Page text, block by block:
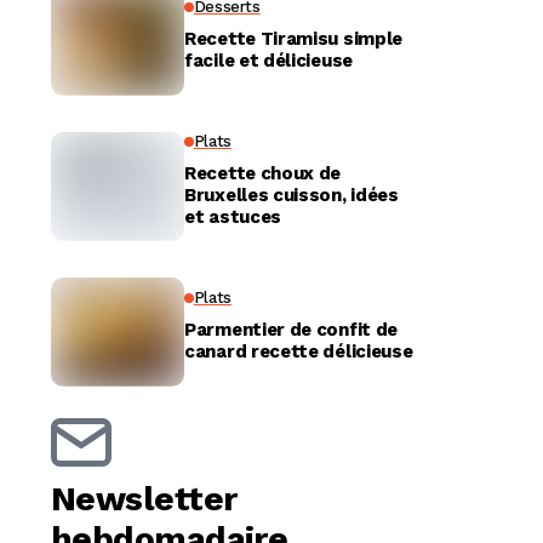
Desserts
Recette Tiramisu simple
facile et délicieuse
Plats
Recette choux de
Bruxelles cuisson, idées
et astuces
Plats
Parmentier de confit de
canard recette délicieuse
Newsletter